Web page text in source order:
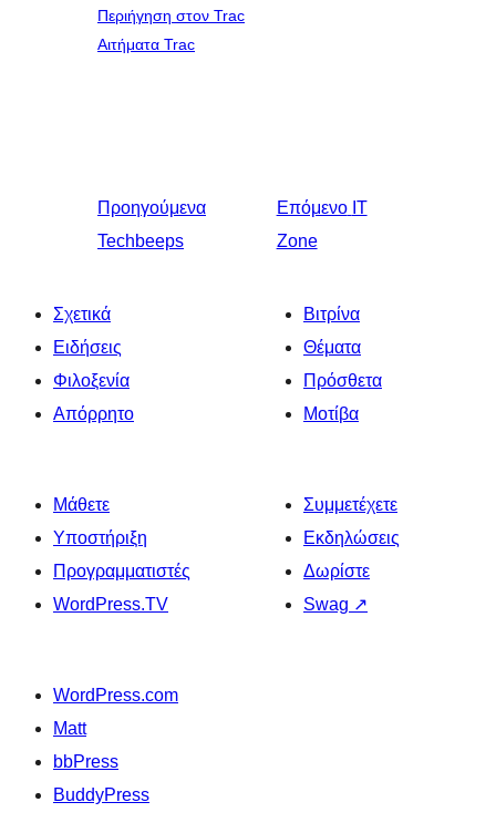
Περιήγηση στον Trac
Αιτήματα Trac
Προηγούμενα
Techbeeps
Επόμενο IT
Zone
Σχετικά
Ειδήσεις
Φιλοξενία
Απόρρητο
Βιτρίνα
Θέματα
Πρόσθετα
Μοτίβα
Μάθετε
Υποστήριξη
Προγραμματιστές
WordPress.TV
Συμμετέχετε
Εκδηλώσεις
Δωρίστε
Swag ↗
WordPress.com
Matt
bbPress
BuddyPress